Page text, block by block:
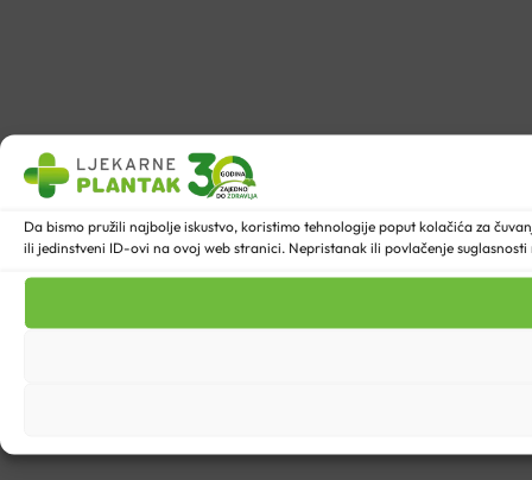
Da bismo pružili najbolje iskustvo, koristimo tehnologije poput kolačića za
ili jedinstveni ID-ovi na ovoj web stranici. Nepristanak ili povlačenje